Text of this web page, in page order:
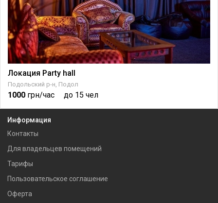
Локация Party hall
Подольский р-н, Подол
1000 грн/час до 15 чел
Информация
Контакты
Для владельцев помещений
Тарифы
Пользовательское соглашение
Оферта